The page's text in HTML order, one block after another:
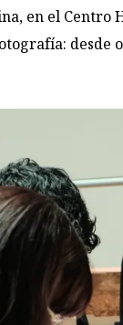
en el Centro
desde